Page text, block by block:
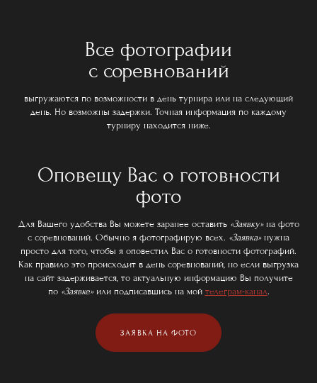
Все фотографии
с соревнований
выгружаются по возможности в день турнира или на следующий
день. Но возможны задержки. Точная информация по каждому
турниру находится ниже.
Оповещу Вас о готовности
фото
Для Вашего удобства Вы можете заранее оставить «Заявку»на фото
с соревнований. Обычно я фотографирую всех. «Заявка»нужна
просто для того, чтобы я оповестил Вас о готовности фотографий.
Как правило это происходит в день соревнований, но если выгрузка
на сайт задерживается, то актуальную информацию Вы получите
по «Заявке»или подписавшись на мой телеграм-канал.
ЗАЯВКА НА ФОТО